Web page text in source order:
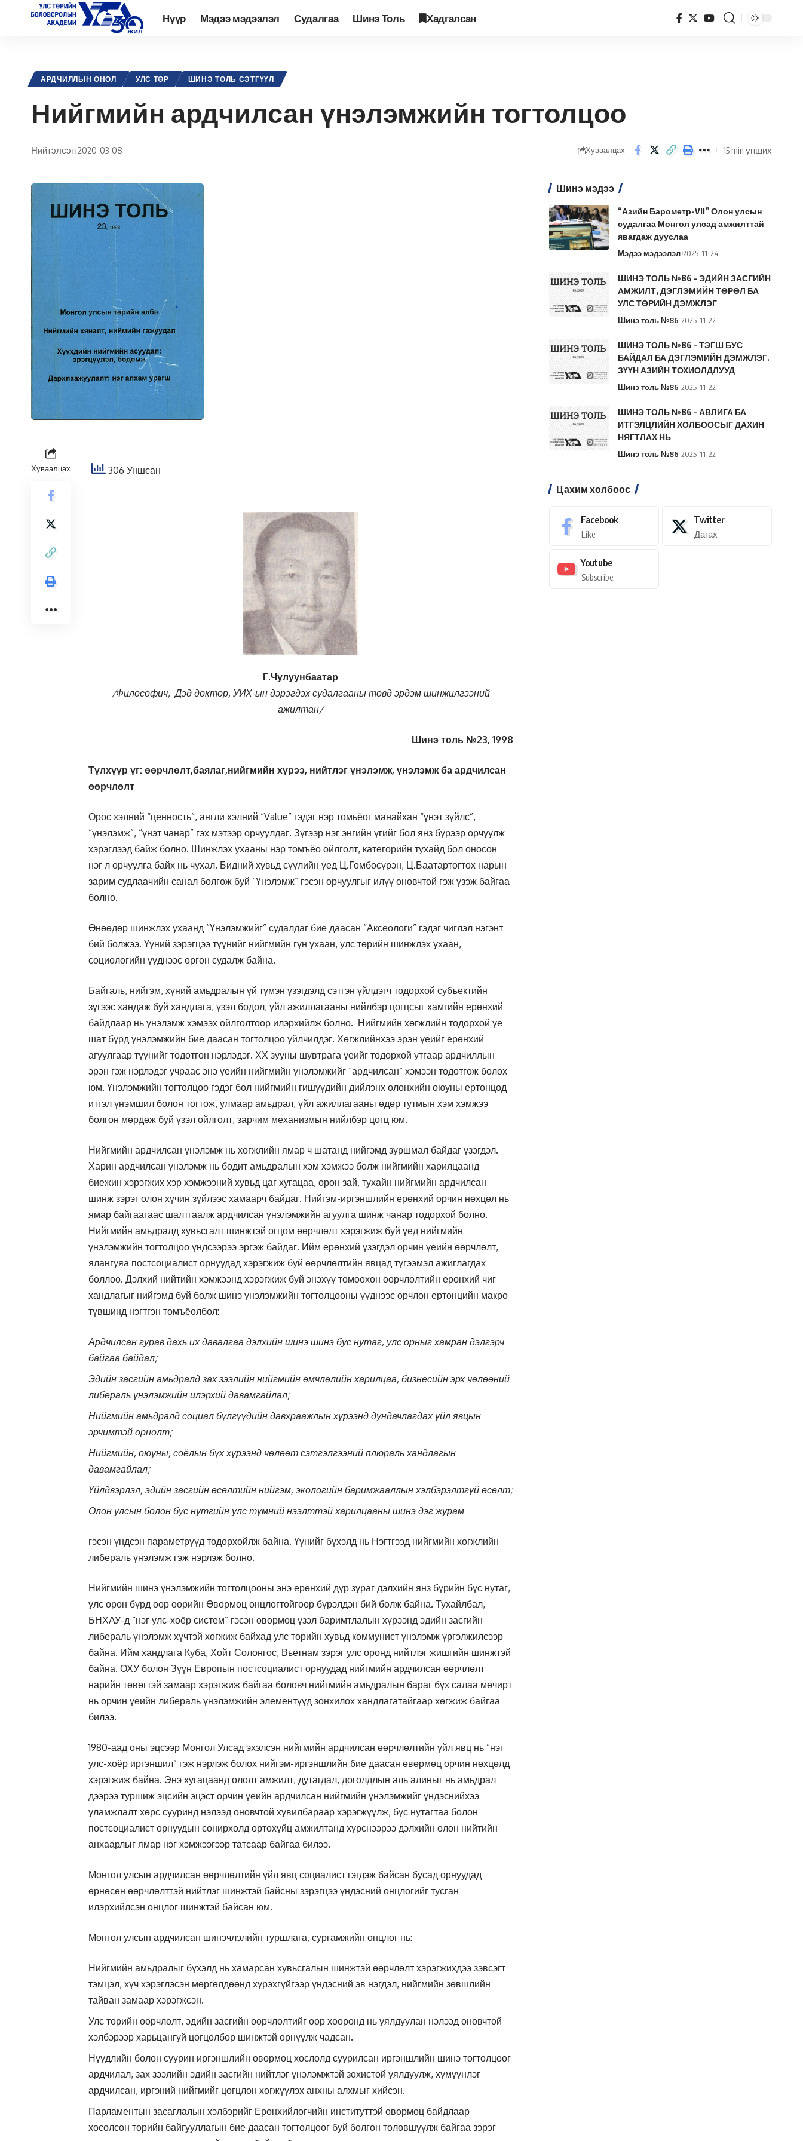
Нүүр Мэдээ мэдээлэл Судалгаа Шинэ Толь Хадгалсан
АРДЧИЛЛЫН ОНОЛ УЛС ТӨР ШИНЭ ТОЛЬ СЭТГҮҮЛ
Нийгмийн ардчилсан үнэлэмжийн тогтолцоо
Нийтэлсэн 2020-03-08 Хуваалцах 15 min унших
Хуваалцах 306 Уншсан
Г.Чулуунбаатар
/Философич, Дэд доктор, УИХ-ын дэрэгдэх судалгааны төвд эрдэм шинжилгээний
ажилтан/
Шинэ толь №23, 1998
Түлхүүр үг: өөрчлөлт,баялаг,нийгмийн хүрээ, нийтлэг үнэлэмж, үнэлэмж ба ардчилсан
өөрчлөлт
Орос хэлний “ценность”, англи хэлний “Value” гэдэг нэр томьёог манайхан “үнэт зүйлс”,
“үнэлэмж”, “үнэт чанар” гэх мэтээр орчуулдаг. Зүгээр нэг энгийн үгийг бол янз бүрээр орчуулж
хэрэглээд байж болно. Шинжлэх ухааны нэр томъёо ойлголт, категорийн тухайд бол оносон
нэг л орчуулга байх нь чухал. Бидний хувьд сүүлийн үед Ц.Гомбосүрэн, Ц.Баатартогтох нарын
зарим судлаачийн санал болгож буй “Үнэлэмж” гэсэн орчуулгыг илүү оновчтой гэж үзэж байгаа
болно.
Өнөөдөр шинжлэх ухаанд “Үнэлэмжийг” судалдаг бие даасан “Аксеологи” гэдэг чиглэл нэгэнт
бий болжээ. Үүний зэрэгцээ түүнийг нийгмийн гүн ухаан, улс төрийн шинжлэх ухаан,
социологийн үүднээс өргөн судалж байна.
Байгаль, нийгэм, хүний амьдралын үй түмэн үзэгдэлд сэтгэн үйлдэгч тодорхой субъектийн
зүгээс хандаж буй хандлага, үзэл бодол, үйл ажиллагааны нийлбэр цогцсыг хамгийн ерөнхий
байдлаар нь үнэлэмж хэмээх ойлголтоор илэрхийлж болно. Нийгмийн хөгжлийн тодорхой үе
шат бүрд үнэлэмжийн бие даасан тогтолцоо үйлчилдэг. Хөгжлийнхээ эрэн үеийг ерөнхий
агуулгаар түүнийг тодотгон нэрлэдэг. ХХ зууны шувтрага үеийг тодорхой утгаар ардчиллын
эрэн гэж нэрлэдэг учраас энэ үеийн нийгмийн үнэлэмжийг “ардчилсан” хэмээн тодотгож болох
юм. Үнэлэмжийн тогтолцоо гэдэг бол нийгмийн гишүүдийн дийлэнх олонхийн оюуны ертөнцөд
итгэл үнэмшил болон тогтож, улмаар амьдрал, үйл ажиллагааны өдөр тутмын хэм хэмжээ
болгон мөрдөж буй үзэл ойлголт, зарчим механизмын нийлбэр цогц юм.
Нийгмийн ардчилсан үнэлэмж нь хөгжлийн ямар ч шатанд нийгэмд зуршмал байдаг үзэгдэл.
Харин ардчилсан үнэлэмж нь бодит амьдралын хэм хэмжээ болж нийгмийн харилцаанд
биежин хэрэгжих хэр хэмжээний хувьд цаг хугацаа, орон зай, тухайн нийгмийн ардчилсан
шинж зэрэг олон хүчин зүйлээс хамаарч байдаг. Нийгэм-иргэншлийн ерөнхий орчин нөхцөл нь
ямар байгаагаас шалтгаалж ардчилсан үнэлэмжийн агуулга шинж чанар тодорхой болно.
Нийгмийн амьдралд хувьсгалт шинжтэй огцом өөрчлөлт хэрэгжиж буй үед нийгмийн
үнэлэмжийн тогтолцоо үндсээрээ эргэж байдаг. Ийм ерөнхий үзэгдэл орчин үеийн өөрчлөлт,
ялангуяа постсоциалист орнуудад хэрэгжиж буй өөрчлөлтийн явцад түгээмэл ажиглагдах
боллоо. Дэлхий нийтийн хэмжээнд хэрэгжиж буй энэхүү томоохон өөрчлөлтийн ерөнхий чиг
хандлагыг нийгэмд буй болж шинэ үнэлэмжийн тогтолцооны үүднээс орчлон ертөнцийн макро
түвшинд нэгтгэн томъёолбол:
Ардчилсан гурав дахь их давалгаа дэлхийн шинэ шинэ бус нутаг, улс орныг хамран дэлгэрч
байгаа байдал;
Эдийн засгийн амьдралд зах зээлийн нийгмийн өмчлөлийн харилцаа, бизнесийн эрх чөлөөний
либераль үнэлэмжийн илэрхий давамгайлал;
Нийгмийн амьдралд социал бүлгүүдийн давхраажлын хүрээнд дундачлагдах үйл явцын
эрчимтэй өрнөлт;
Нийгмийн, оюуны, соёлын бүх хүрээнд чөлөөт сэтгэлгээний плюраль хандлагын
давамгайлал;
Үйлдвэрлэл, эдийн засгийн өсөлтийн нийгэм, экологийн баримжааллын хэлбэрэлтгүй өсөлт;
Олон улсын болон бус нутгийн улс түмний нээлттэй харилцааны шинэ дэг журам
гэсэн үндсэн параметрүүд тодорхойлж байна. Үүнийг бүхэлд нь Нэгтгээд нийгмийн хөгжлийн
либераль үнэлэмж гэж нэрлэж болно.
Нийгмийн шинэ үнэлэмжийн тогтолцооны энэ ерөнхий дүр зураг дэлхийн янз бүрийн бүс нутаг,
улс орон бүрд өөр өөрийн Өвөрмөц онцлогтойгоор бүрэлдэн бий болж байна. Тухайлбал,
БНХАУ-д “нэг улс-хоёр систем” гэсэн өвөрмөц үзэл баримтлалын хүрээнд эдийн засгийн
либераль үнэлэмж хүчтэй хөгжиж байхад улс төрийн хувьд коммунист үнэлэмж үргэлжилсээр
байна. Ийм хандлага Куба, Хойт Солонгос, Вьетнам зэрэг улс оронд нийтлэг жишгийн шинжтэй
байна. ОХУ болон Зүүн Европын постсоциалист орнуудад нийгмийн ардчилсан өөрчлөлт
нарийн төвөгтэй замаар хэрэгжиж байгаа боловч нийгмийн амьдралын бараг бүх салаа мөчирт
нь орчин үеийн либераль үнэлэмжийн элементүүд зонхилох хандлагатайгаар хөгжиж байгаа
билээ.
1980-аад оны эцсээр Монгол Улсад эхэлсэн нийгмийн ардчилсан өөрчлөлтийн үйл явц нь “нэг
улс-хоёр иргэншил” гэж нэрлэж болох нийгэм-иргэншлийн бие даасан өвөрмөц орчин нөхцөлд
хэрэгжиж байна. Энэ хугацаанд ололт амжилт, дутагдал, доголдлын аль алиныг нь амьдрал
дээрээ туршиж эцсийн эцэст орчин үеийн ардчилсан нийгмийн үнэлэмжийг үндэснийхээ
уламжлалт хөрс сууринд нэлээд оновчтой хувилбараар хэрэгжүүлж, бүс нутагтаа болон
постсоциалист орнуудын сонирхолд өртөхүйц амжилтанд хүрснээрээ дэлхийн олон нийтийн
анхаарлыг ямар нэг хэмжээгээр татсаар байгаа билээ.
Монгол улсын ардчилсан өөрчлөлтийн үйл явц социалист гэгдэж байсан бусад орнуудад
өрнөсөн өөрчлөлттэй нийтлэг шинжтэй байсны зэрэгцээ үндэсний онцлогийг тусган
илэрхийлсэн онцлог шинжтэй байсан юм.
Монгол улсын ардчилсан шинэчлэлийн туршлага, сургамжийн онцлог нь:
Нийгмийн амьдралыг бүхэлд нь хамарсан хувьсгалын шинжтэй өөрчлөлт хэрэгжихдээ зэвсэгт
тэмцэл, хүч хэрэглэсэн мөргөлдөөнд хүрэхгүйгээр үндэсний эв нэгдэл, нийгмийн зөвшлийн
тайван замаар хэрэгжсэн.
Улс төрийн өөрчлөлт, эдийн засгийн өөрчлөлтийг өөр хооронд нь уялдуулан нэлээд оновчтой
хэлбэрээр харьцангуй цогцолбор шинжтэй өрнүүлж чадсан.
Нүүдлийн болон суурин иргэншлийн өвөрмөц хослолд суурилсан иргэншлийн шинэ тогтолцоог
ардчилал, зах зээлийн эдийн засгийн нийтлэг үнэлэмжтэй зохистой уялдуулж, хүмүүнлэг
ардчилсан, иргэний нийгмийг цогцлон хөгжүүлэх анхны алхмыг хийсэн.
Парламентын засаглалын хэлбэрийг Ерөнхийлөгчийн институттэй өвөрмөц байдлаар
хосолсон төрийн байгууллагын бие даасан тогтолцоог буй болгон төлөвшүүлж байгаа зэрэг
Шинэ мэдээ
“Азийн Барометр-VII” Олон улсын
судалгаа Монгол улсад амжилттай
явагдаж дууслаа
Мэдээ мэдээлэл 2025-11-24
ШИНЭ ТОЛЬ №86 – ЭДИЙН ЗАСГИЙН
АМЖИЛТ, ДЭГЛЭМИЙН ТӨРӨЛ БА
УЛС ТӨРИЙН ДЭМЖЛЭГ
Шинэ толь №86 2025-11-22
ШИНЭ ТОЛЬ №86 – ТЭГШ БУС
БАЙДАЛ БА ДЭГЛЭМИЙН ДЭМЖЛЭГ.
ЗҮҮН АЗИЙН ТОХИОЛДЛУУД
Шинэ толь №86 2025-11-22
ШИНЭ ТОЛЬ №86 – АВЛИГА БА
ИТГЭЛЦЛИЙН ХОЛБООСЫГ ДАХИН
НЯГТЛАХ НЬ
Шинэ толь №86 2025-11-22
Цахим холбоос
Facebook
Like
Twitter
Дагах
Youtube
Subscribe